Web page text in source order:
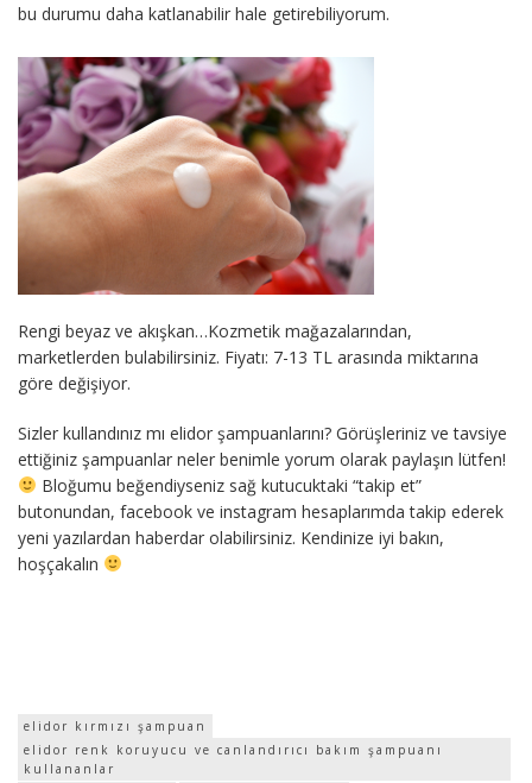
bu durumu daha katlanabilir hale getirebiliyorum.
Rengi beyaz ve akışkan…Kozmetik mağazalarından,
marketlerden bulabilirsiniz. Fiyatı: 7-13 TL arasında miktarına
göre değişiyor.
Sizler kullandınız mı elidor şampuanlarını? Görüşleriniz ve tavsiye
ettiğiniz şampuanlar neler benimle yorum olarak paylaşın lütfen!
Bloğumu beğendiyseniz sağ kutucuktaki “takip et”
butonundan, facebook ve instagram hesaplarımda takip ederek
yeni yazılardan haberdar olabilirsiniz. Kendinize iyi bakın,
hoşçakalın
elidor kırmızı şampuan
elidor renk koruyucu ve canlandırıcı bakım şampuanı
kullananlar